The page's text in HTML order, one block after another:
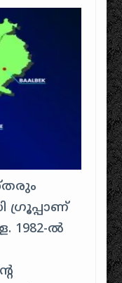
ഗ്രൂപ്പാണ്
1982-ൽ